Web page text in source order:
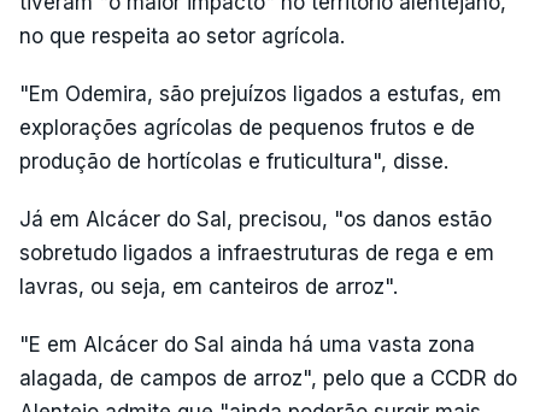
no que respeita ao setor agrícola.
"Em Odemira, são prejuízos ligados a estufas, em
explorações agrícolas de pequenos frutos e de
produção de hortícolas e fruticultura", disse.
Já em Alcácer do Sal, precisou, "os danos estão
sobretudo ligados a infraestruturas de rega e em
lavras, ou seja, em canteiros de arroz".
"E em Alcácer do Sal ainda há uma vasta zona
alagada, de campos de arroz", pelo que a CCDR do